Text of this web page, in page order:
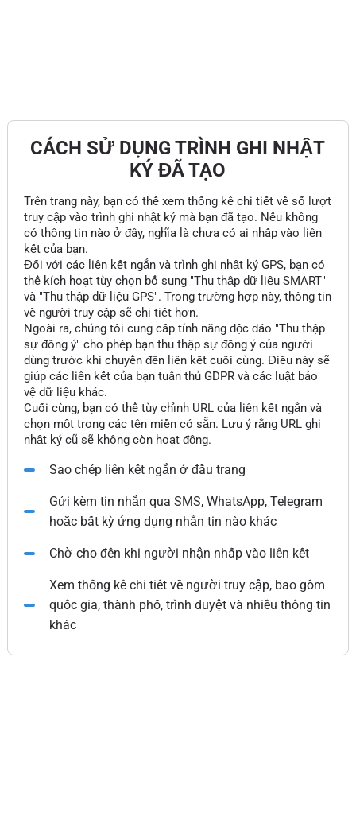
CÁCH SỬ DỤNG TRÌNH GHI NHẬT
KÝ ĐÃ TẠO
Trên trang này, bạn có thể xem thống kê chi tiết về số lượt
truy cập vào trình ghi nhật ký mà bạn đã tạo. Nếu không
có thông tin nào ở đây, nghĩa là chưa có ai nhấp vào liên
kết của bạn.
Đối với các liên kết ngắn và trình ghi nhật ký GPS, bạn có
thể kích hoạt tùy chọn bổ sung "Thu thập dữ liệu SMART"
và "Thu thập dữ liệu GPS". Trong trường hợp này, thông tin
về người truy cập sẽ chi tiết hơn.
Ngoài ra, chúng tôi cung cấp tính năng độc đáo "Thu thập
sự đồng ý" cho phép bạn thu thập sự đồng ý của người
dùng trước khi chuyển đến liên kết cuối cùng. Điều này sẽ
giúp các liên kết của bạn tuân thủ GDPR và các luật bảo
vệ dữ liệu khác.
Cuối cùng, bạn có thể tùy chỉnh URL của liên kết ngắn và
chọn một trong các tên miền có sẵn. Lưu ý rằng URL ghi
nhật ký cũ sẽ không còn hoạt động.
Sao chép liên kết ngắn ở đầu trang
Gửi kèm tin nhắn qua SMS, WhatsApp, Telegram
hoặc bất kỳ ứng dụng nhắn tin nào khác
Chờ cho đến khi người nhận nhấp vào liên kết
Xem thống kê chi tiết về người truy cập, bao gồm
quốc gia, thành phố, trình duyệt và nhiều thông tin
khác